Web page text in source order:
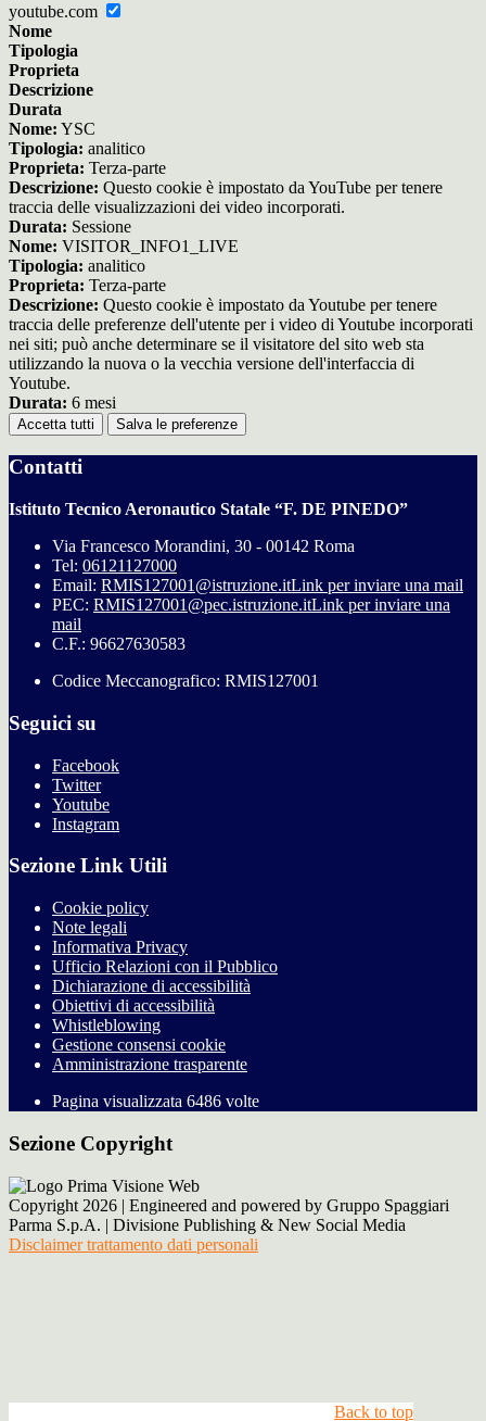
youtube.com
Nome
Tipologia
Proprieta
Descrizione
Durata
Nome: YSC
Tipologia: analitico
Proprieta: Terza-parte
Descrizione: Questo cookie è impostato da YouTube per tenere
traccia delle visualizzazioni dei video incorporati.
Durata: Sessione
Nome: VISITOR_INFO1_LIVE
Tipologia: analitico
Proprieta: Terza-parte
Descrizione: Questo cookie è impostato da Youtube per tenere
traccia delle preferenze dell'utente per i video di Youtube incorporati
nei siti; può anche determinare se il visitatore del sito web sta
utilizzando la nuova o la vecchia versione dell'interfaccia di
Youtube.
Durata: 6 mesi
Accetta tutti Salva le preferenze
Contatti
Istituto Tecnico Aeronautico Statale “F. DE PINEDO”
Via Francesco Morandini, 30 - 00142 Roma
Tel: 06121127000
Email: RMIS127001@istruzione.itLink per inviare una mail
PEC: RMIS127001@pec.istruzione.itLink per inviare una
mail
C.F.: 96627630583
Codice Meccanografico: RMIS127001
Seguici su
Facebook
Twitter
Youtube
Instagram
Sezione Link Utili
Cookie policy
Note legali
Informativa Privacy
Ufficio Relazioni con il Pubblico
Dichiarazione di accessibilità
Obiettivi di accessibilità
Whistleblowing
Gestione consensi cookie
Amministrazione trasparente
Pagina visualizzata 6486 volte
Sezione Copyright
Copyright 2026 | Engineered and powered by Gruppo Spaggiari
Parma S.p.A. | Divisione Publishing & New Social Media
Disclaimer trattamento dati personali
Back to top